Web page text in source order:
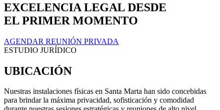
EXCELENCIA LEGAL DESDE
EL PRIMER MOMENTO
AGENDAR REUNIÓN PRIVADA
ESTUDIO JURÍDICO
UBICACIÓN
Nuestras instalaciones físicas en Santa Marta han sido concebidas
para brindar la máxima privacidad, sofisticación y comodidad